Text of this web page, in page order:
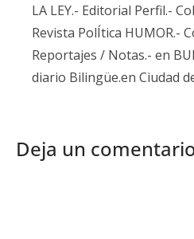
LA LEY.- Editorial Perfil.-
Revista PolÍtica HUMOR.-
Reportajes / Notas.- en
diario Bilingüe.en Ciudad
Deja un